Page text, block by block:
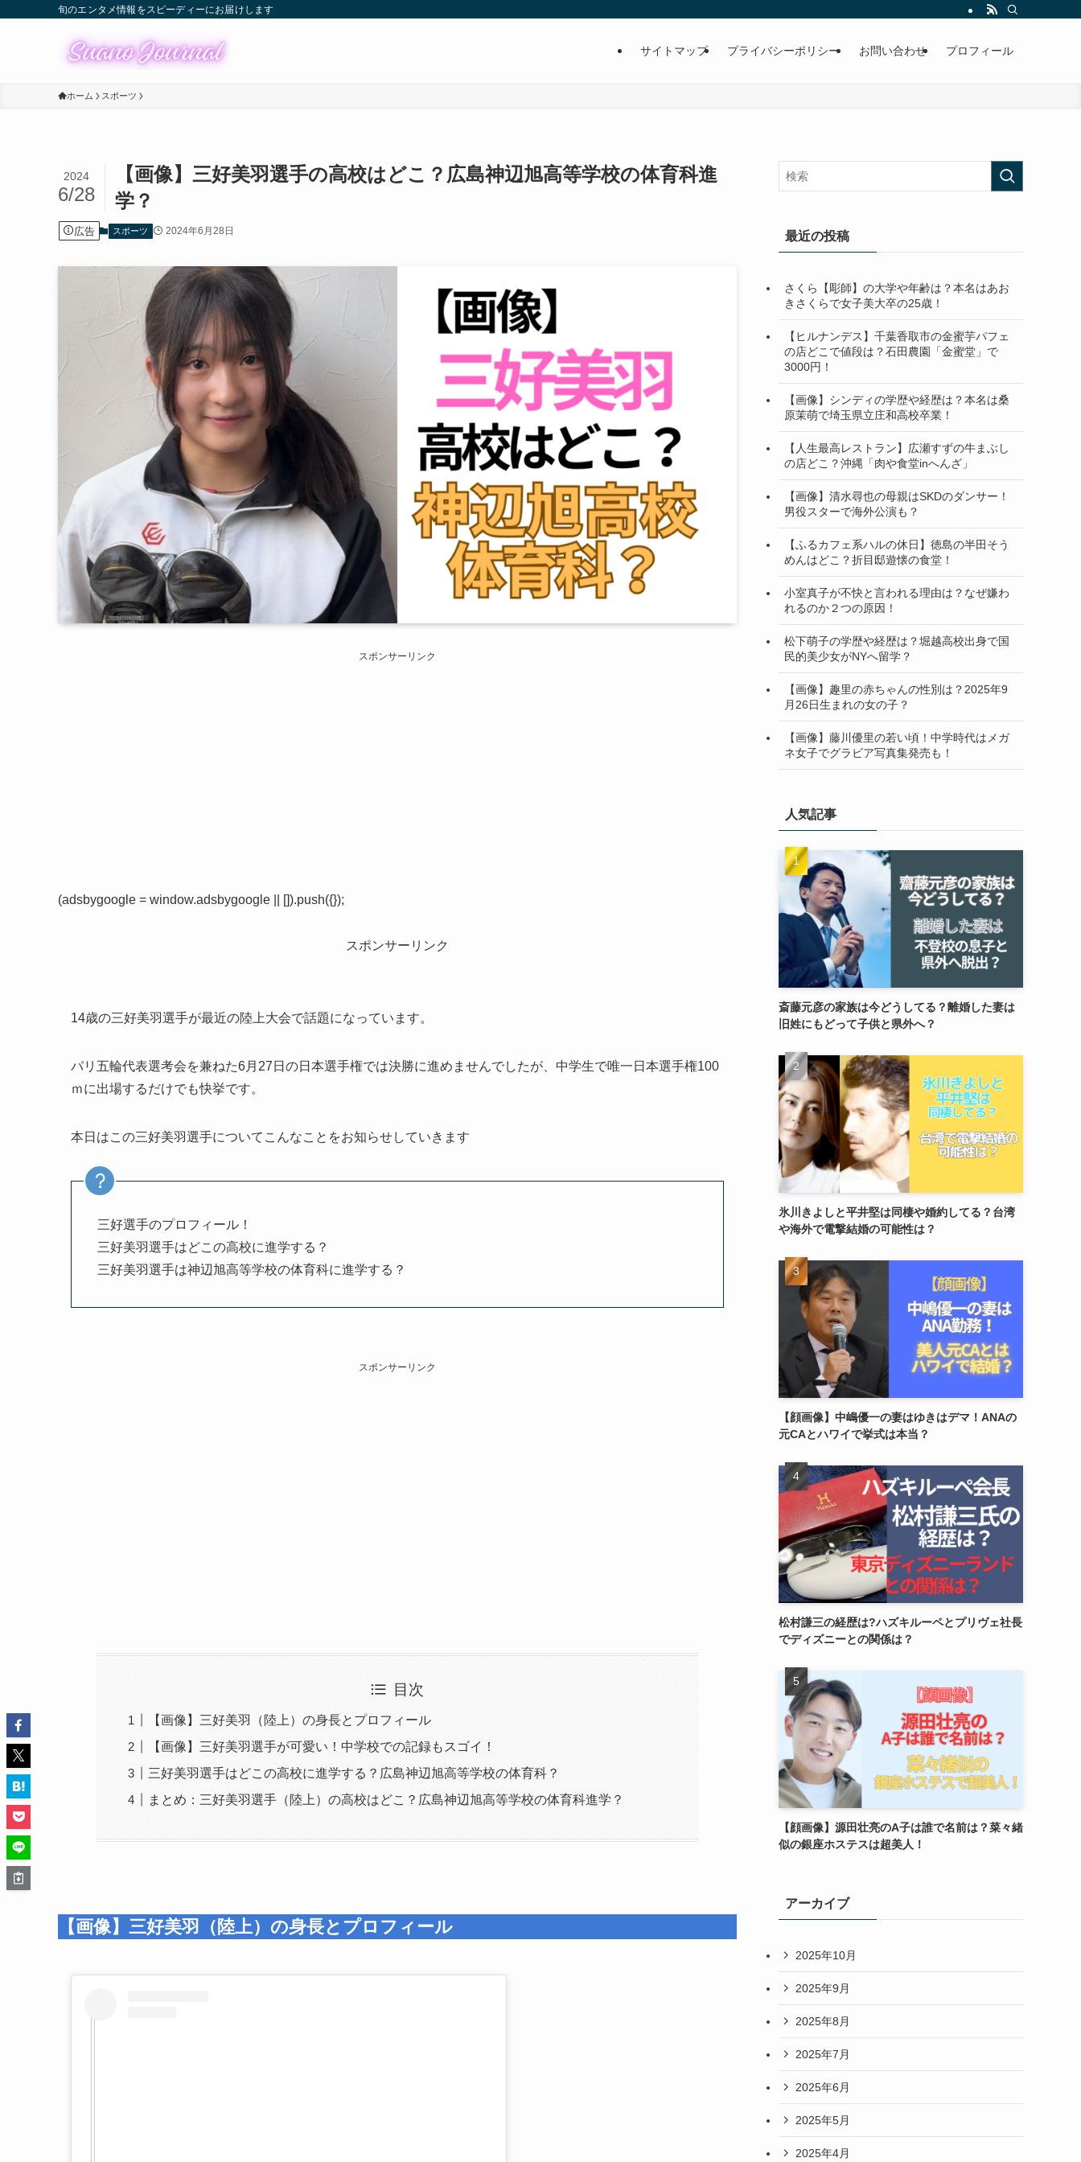
旬のエンタメ情報をスピーディーにお届けします
サイトマップ プライバシーポリシー お問い合わせ プロフィール
ホーム スポーツ
【画像】三好美羽選手の高校はどこ？広島神辺旭高等学校の体育科進
学？
2024
6/28
広告 スポーツ 2024年6月28日
スポンサーリンク
(adsbygoogle = window.adsbygoogle || []).push({});
スポンサーリンク
14歳の三好美羽選手が最近の陸上大会で話題になっています。
パリ五輪代表選考会を兼ねた6月27日の日本選手権では決勝に進めませんでしたが、中学生で唯一日本選手権100
ｍに出場するだけでも快挙です。
本日はこの三好美羽選手についてこんなことをお知らせしていきます
三好選手のプロフィール！
三好美羽選手はどこの高校に進学する？
三好美羽選手は神辺旭高等学校の体育科に進学する？
スポンサーリンク
目次
【画像】三好美羽（陸上）の身長とプロフィール
【画像】三好美羽選手が可愛い！中学校での記録もスゴイ！
三好美羽選手はどこの高校に進学する？広島神辺旭高等学校の体育科？
まとめ：三好美羽選手（陸上）の高校はどこ？広島神辺旭高等学校の体育科進学？
【画像】三好美羽（陸上）の身長とプロフィール
最近の投稿
さくら【彫師】の大学や年齢は？本名はあお
きさくらで女子美大卒の25歳！
【ヒルナンデス】千葉香取市の金蜜芋パフェ
の店どこで値段は？石田農園「金蜜堂」で
3000円！
【画像】シンディの学歴や経歴は？本名は桑
原茉萌で埼玉県立庄和高校卒業！
【人生最高レストラン】広瀬すずの牛まぶし
の店どこ？沖縄「肉や食堂inへんざ」
【画像】清水尋也の母親はSKDのダンサー！
男役スターで海外公演も？
【ふるカフェ系ハルの休日】徳島の半田そう
めんはどこ？折目邸遊懐の食堂！
小室真子が不快と言われる理由は？なぜ嫌わ
れるのか２つの原因！
松下萌子の学歴や経歴は？堀越高校出身で国
民的美少女がNYへ留学？
【画像】趣里の赤ちゃんの性別は？2025年9
月26日生まれの女の子？
【画像】藤川優里の若い頃！中学時代はメガ
ネ女子でグラビア写真集発売も！
人気記事
斎藤元彦の家族は今どうしてる？離婚した妻は
旧姓にもどって子供と県外へ？
氷川きよしと平井堅は同棲や婚約してる？台湾
や海外で電撃結婚の可能性は？
【顔画像】中嶋優一の妻はゆきはデマ！ANAの
元CAとハワイで挙式は本当？
松村謙三の経歴は?ハズキルーペとプリヴェ社長
でディズニーとの関係は？
【顔画像】源田壮亮のA子は誰で名前は？菜々緒
似の銀座ホステスは超美人！
アーカイブ
2025年10月
2025年9月
2025年8月
2025年7月
2025年6月
2025年5月
2025年4月